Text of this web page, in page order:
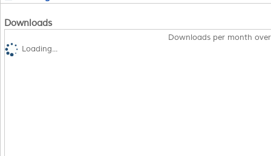
Downloads
Downloads per month
Loading...